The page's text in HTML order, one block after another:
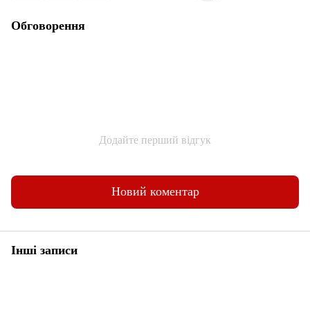
Обговорення
Додайте перший відгук
Новий коментар
Інші записи